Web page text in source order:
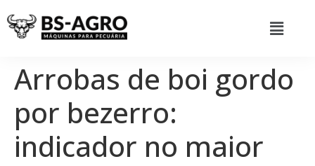
Arrobas de boi gordo
por bezerro:
indicador no maior